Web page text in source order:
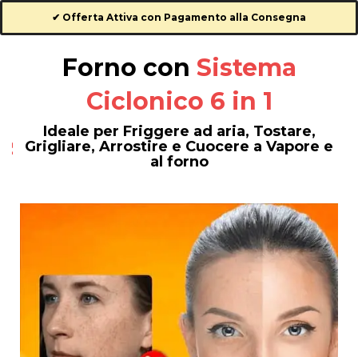
✔ Offerta Attiva con Pagamento alla Consegna
Forno con Sistema
Ciclonico 6 in 1
Ideale per Friggere ad aria, Tostare,
Grigliare, Arrostire e Cuocere a Vapore e
al forno